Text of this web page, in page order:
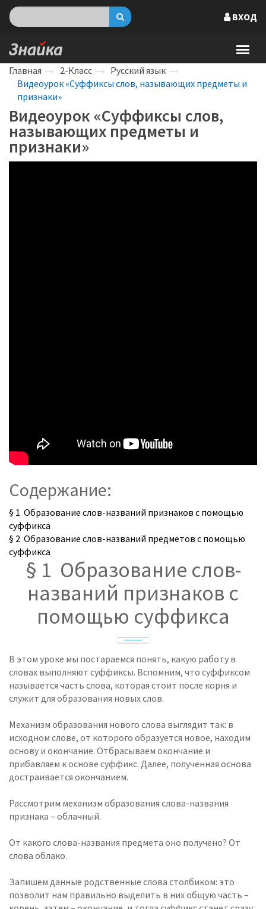
ВХОД
Главная 2-Класс
Русский язык
Видеоурок «Суффиксы слов, называющих предметы и
признаки»
Видеоурок «Суффиксы слов,
называющих предметы и
признаки»
Содержание:
§ 1 Образование слов-названий признаков с помощью
суффикса
§ 2 Образование слов-названий предметов с помощью
суффикса
§ 1 Образование слов-
названий признаков с
помощью суффикса
В этом уроке мы постараемся понять, какую работу в
словах выполняют суффиксы. Вспомним, что суффиксом
называется часть слова, которая стоит после корня и
служит для образования новых слов.
Механизм образования нового слова выглядит так: в
исходном слове, от которого образуется новое, находим
основу и окончание. Отбрасываем окончание и
прибавляем к основе суффикс. Далее, полученная основа
достраивается окончанием.
Рассмотрим механизм образования слова-названия
признака – облачный.
От какого слова-названия предмета оно получено? От
слова облако.
Запишем данные родственные слова столбиком: это
позволит нам правильно выделить в них общую часть –